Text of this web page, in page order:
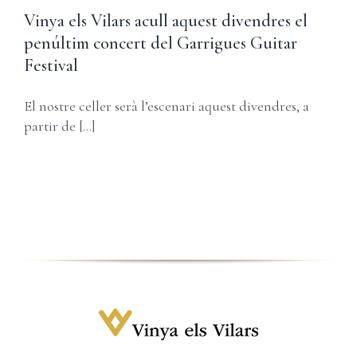
Password:
Remember Me
Carret
Vinya els Vilars acull aquest divendres el
penúltim concert del Garrigues Guitar
Festival
El nostre celler serà l’escenari aquest divendres, a
partir de [...]